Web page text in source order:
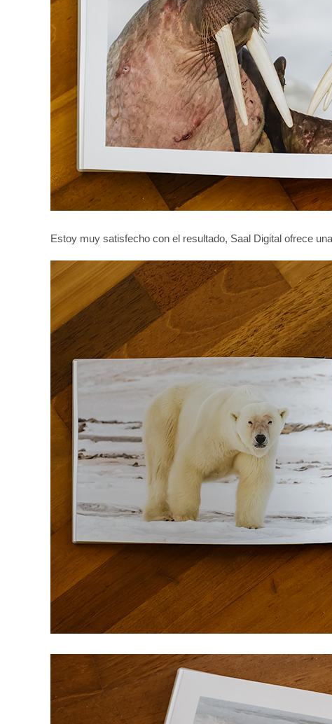
Estoy muy satisfecho con el resultado, Saal Digital ofrece